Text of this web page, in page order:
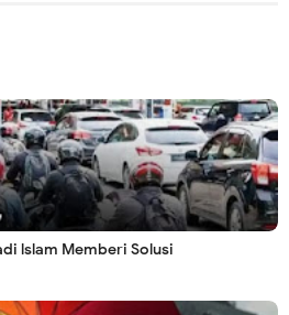
lslam Memberi Solusi